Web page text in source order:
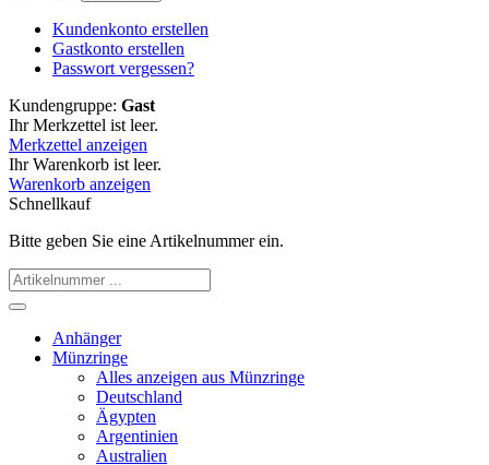
Kundenkonto erstellen
Gastkonto erstellen
Passwort vergessen?
Kundengruppe: Gast
Ihr Merkzettel ist leer.
Merkzettel anzeigen
Ihr Warenkorb ist leer.
Warenkorb anzeigen
Schnellkauf
Bitte geben Sie eine Artikelnummer ein.
Anhänger
Münzringe
Alles anzeigen aus Münzringe
Deutschland
Ägypten
Argentinien
Australien